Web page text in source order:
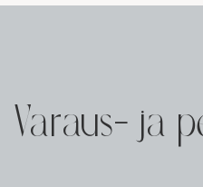
Varaus- ja